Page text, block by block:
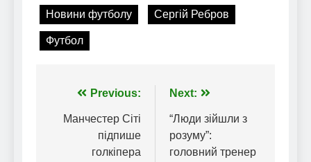
Новини футболу Сергій Ребров
Футбол
Навігація
записів
Previous:
Манчестер Сіті
підпише
голкіпера
Next:
“Люди зійшли з
розуму”:
головний тренер